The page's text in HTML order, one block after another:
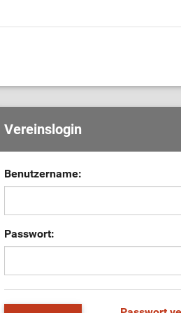
Vereinslogin
Benutzername:
Passwort: